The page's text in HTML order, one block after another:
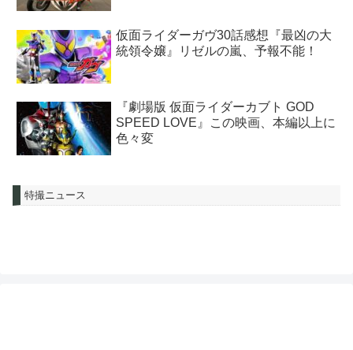
仮面ライダーガヴ30話感想『最凶の大
統領令嬢』リゼルの嵐、予報不能！
『劇場版 仮面ライダーカブト GOD
SPEED LOVE』この映画、本編以上に
色々変
特撮ニュース